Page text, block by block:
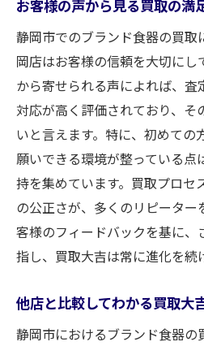
お客様の声から見る買取の満
静岡市でのブランド食器の買取
岡店はお客様の信頼を大切にし
から寄せられる声によれば、
対応が高く評価されており、そ
いと言えます。特に、初めての
願いできる環境が整っている点
持を集めています。買取プロセ
の公正さが、多くのリピーター
客様のフィードバックを基に、
指し、買取大吉は常に進化を続
他店と比較してわかる買取大
静岡市におけるブランド食器の